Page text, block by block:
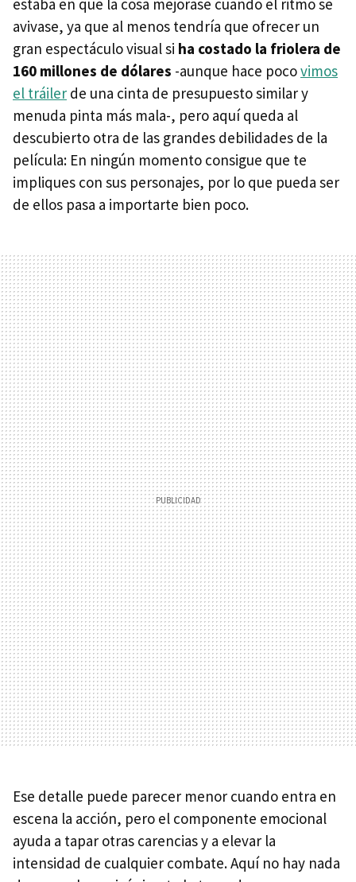
estaba en que la cosa mejorase cuando el ritmo se
avivase, ya que al menos tendría que ofrecer un
gran espectáculo visual si ha costado la friolera de
160 millones de dólares -aunque hace pocovimos
el tráiler de una cinta de presupuesto similar y
menuda pinta más mala-, pero aquí queda al
descubierto otra de las grandes debilidades de la
película: En ningún momento consigue que te
impliques con sus personajes, por lo que pueda ser
de ellos pasa a importarte bien poco.
Ese detalle puede parecer menor cuando entra en
escena la acción, pero el componente emocional
ayuda a tapar otras carencias y a elevar la
intensidad de cualquier combate. Aquí no hay nada